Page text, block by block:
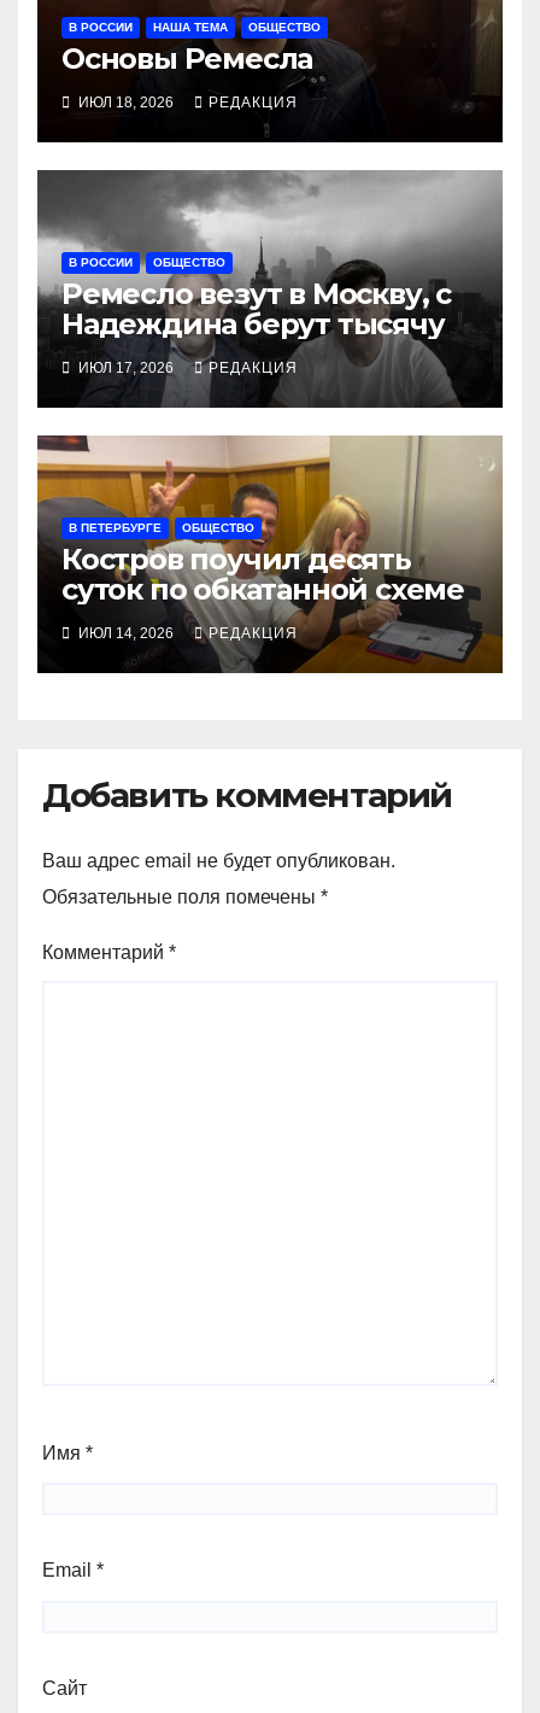
В РОССИИ НАША ТЕМА ОБЩЕСТВО
Основы Ремесла
ИЮЛ 18, 2026 РЕДАКЦИЯ
В РОССИИ ОБЩЕСТВО
Ремесло везут в Москву, с
Надеждина берут тысячу
ИЮЛ 17, 2026 РЕДАКЦИЯ
В ПЕТЕРБУРГЕ ОБЩЕСТВО
Костров поучил десять
суток по обкатанной схеме
ИЮЛ 14, 2026 РЕДАКЦИЯ
Добавить комментарий
Ваш адрес email не будет опубликован.
Обязательные поля помечены *
Комментарий *
Имя *
Email *
Сайт